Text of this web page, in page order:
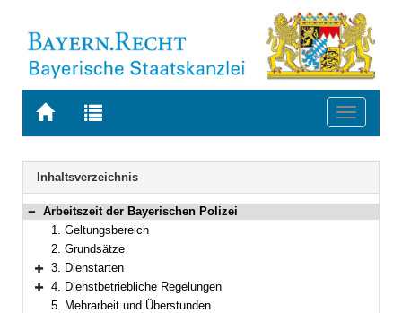
Zur
BAYERN.RECHT
Zur
letzten
Suche
Toggle
Navigation
Inhaltsverzeichnis
Bereich reduzieren
Arbeitszeit der Bayerischen Polizei
1. Geltungsbereich
2. Grundsätze
Bereich erweitern
3. Dienstarten
Bereich erweitern
4. Dienstbetriebliche Regelungen
5. Mehrarbeit und Überstunden